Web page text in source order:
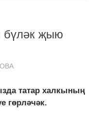
бүләк җыю
татар халкының
гөрләчәк.